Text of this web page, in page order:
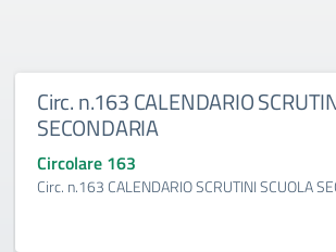
Circ. n.163 CALENDARIO
SECONDARIA
Circolare 163
Circ. n.163 CALENDARIO SCRUTINI SCUOLA